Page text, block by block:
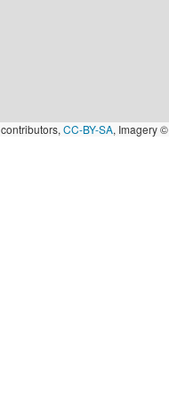
contributors, CC-BY-SA, Imagery ©